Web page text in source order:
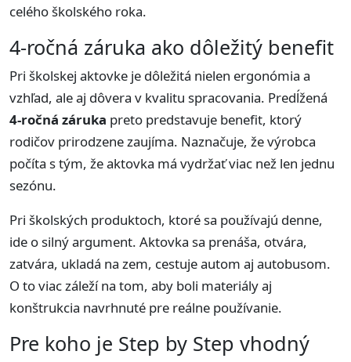
celého školského roka.
4-ročná záruka ako dôležitý benefit
Pri školskej aktovke je dôležitá nielen ergonómia a
vzhľad, ale aj dôvera v kvalitu spracovania. Predĺžená
4-ročná záruka preto predstavuje benefit, ktorý
rodičov prirodzene zaujíma. Naznačuje, že výrobca
počíta s tým, že aktovka má vydržať viac než len jednu
sezónu.
Pri školských produktoch, ktoré sa používajú denne,
ide o silný argument. Aktovka sa prenáša, otvára,
zatvára, ukladá na zem, cestuje autom aj autobusom.
O to viac záleží na tom, aby boli materiály aj
konštrukcia navrhnuté pre reálne používanie.
Pre koho je Step by Step vhodný